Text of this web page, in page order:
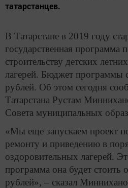
татарстанцев.
В Татарстане в 2019 году
государственная программа
строительству детских
лагерей. Бюджет программы
рублей. Об этом сегодня
Татарстана Рустам
Совета муниципальных
«Мы еще запускаем проект
ремонту и приведению в
оздоровительных лагерей.
программа она будет стоить
рублей», – сказал